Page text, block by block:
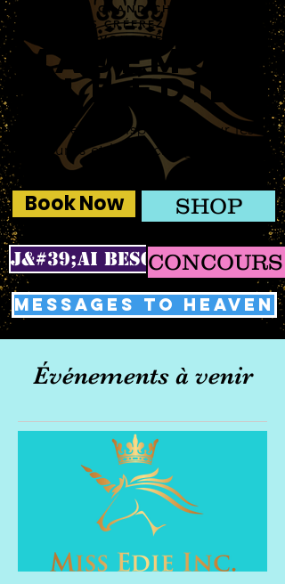
Maintenant disponible pour les
lectures et le coaching en ligne
MADEMOIS
ELLE ÉDIÉ inc.
LE PLUS GRAND CHEF-D'UVRE
QUE VOUS CRÉEREZ JAMAIS, EST
VOUS-MÊME
SHOP
Book Now
J&#39;AI BESOIN D&#39;AIDE
CONCOURS
MESSAGES TO HEAVEN
Événements à venir